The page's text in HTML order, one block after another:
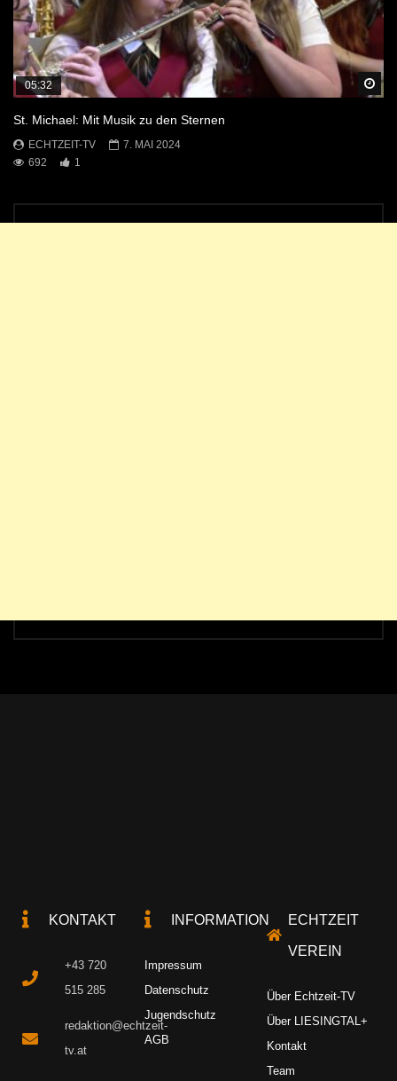
05:32
St. Michael: Mit Musik zu den Sternen
ECHTZEIT-TV
7. MAI 2024
692
1
KONTAKT
+43 720
515 285
redaktion@echtzeit-
tv.at
INFORMATION
Impressum
Datenschutz
Jugendschutz
AGB
ECHTZEIT
VEREIN
Über Echtzeit-TV
Über LIESINGTAL+
Kontakt
Team